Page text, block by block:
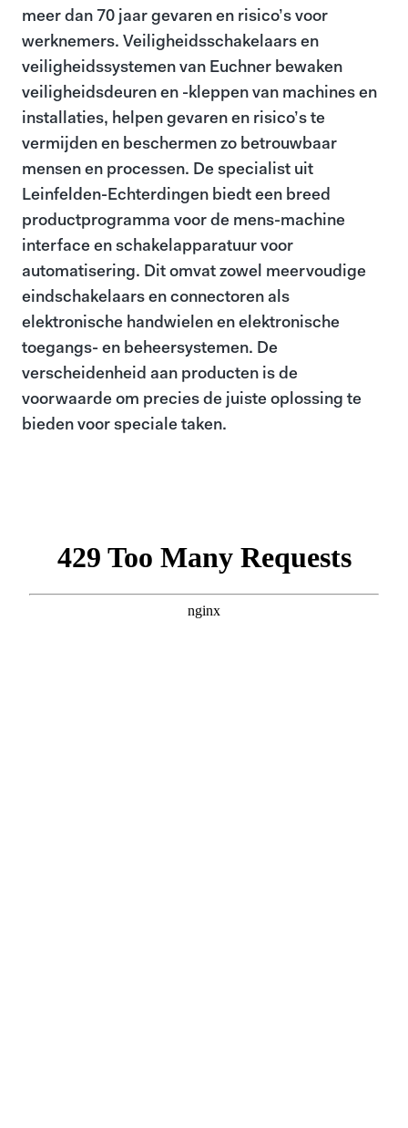
meer dan 70 jaar gevaren en risico’s voor
werknemers. Veiligheidsschakelaars en
veiligheidssystemen van Euchner bewaken
veiligheidsdeuren en -kleppen van machines en
installaties, helpen gevaren en risico’s te
vermijden en beschermen zo betrouwbaar
mensen en processen. De specialist uit
Leinfelden-Echterdingen biedt een breed
productprogramma voor de mens-machine
interface en schakelapparatuur voor
automatisering. Dit omvat zowel meervoudige
eindschakelaars en connectoren als
elektronische handwielen en elektronische
toegangs- en beheersystemen. De
verscheidenheid aan producten is de
voorwaarde om precies de juiste oplossing te
bieden voor speciale taken.